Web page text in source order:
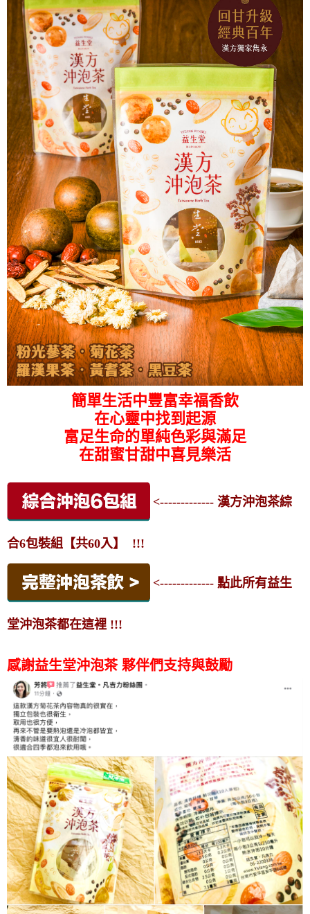
簡單生活中豐富幸福香飲
在心靈中找到起源
富足生命的單純色彩與滿足
在甜蜜甘甜中喜見樂活
<------------- 漢方沖泡茶綜
合6包裝組【共60入】 !!!
<------------- 點此所有益生
堂沖泡茶都在這裡 !!!
感謝益生堂沖泡茶 夥伴們支持與鼓勵